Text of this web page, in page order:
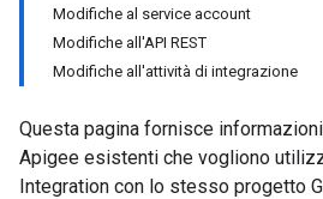
Modifiche al service account
Modifiche all'API REST
Modifiche all'attività di integrazione
Questa pagina fornisce
Apigee esistenti che vogliono
Integration con lo stesso progetto